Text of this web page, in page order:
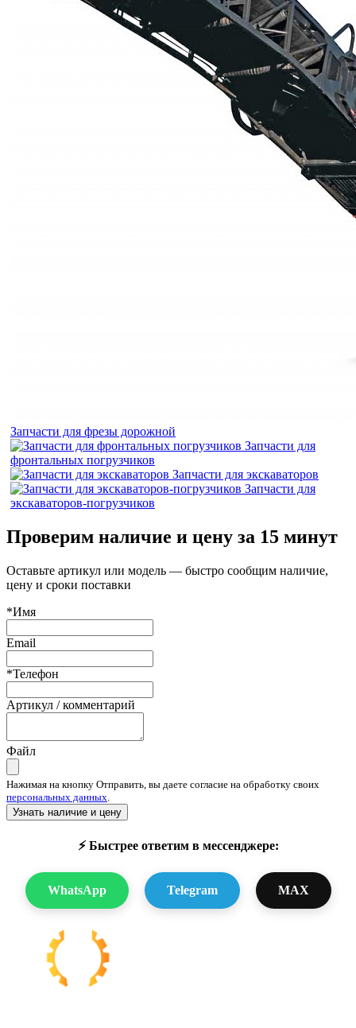
Запчасти для фрезы дорожной
Запчасти для
фронтальных погрузчиков
Запчасти для экскаваторов
Запчасти для
экскаваторов-погрузчиков
Проверим наличие и цену за 15 минут
Оставьте артикул или модель — быстро сообщим наличие,
цену и сроки поставки
*Имя
Email
*Телефон
Артикул / комментарий
Файл
Нажимая на кнопку Отправить, вы даете согласие на обработку своих
персональных данных.
Узнать наличие и цену
⚡ Быстрее ответим в мессенджере:
WhatsApp Telegram MAX